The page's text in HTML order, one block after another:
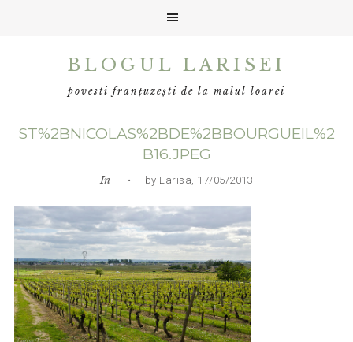
BLOGUL LARISEI
povesti franțuzești de la malul loarei
ST%2BNICOLAS%2BDE%2BBOURGUEIL%2
B16.JPEG
In • by Larisa, 17/05/2013